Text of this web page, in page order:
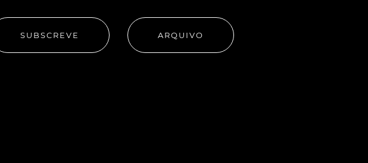
SUBSCREVE ARQUIVO